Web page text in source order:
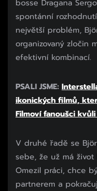
bosse Dragana
spontánní
největší problém,
organizovaný zločin
efektivní kombinací.
PSALI JSME:
ikonických filmů,
Filmoví fanoušci
V druhé řadě se
sebe, že už má
Omezil práci, chce
partnerem a